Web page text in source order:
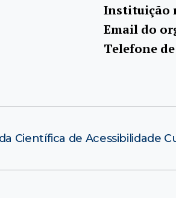
Instituição
Email do
Telefone
Científica de Acessibilidade